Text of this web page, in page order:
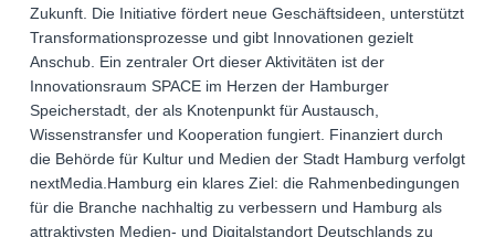
Zukunft. Die Initiative fördert neue Geschäftsideen, unterstützt
Transformationsprozesse und gibt Innovationen gezielt
Anschub. Ein zentraler Ort dieser Aktivitäten ist der
Innovationsraum SPACE im Herzen der Hamburger
Speicherstadt, der als Knotenpunkt für Austausch,
Wissenstransfer und Kooperation fungiert. Finanziert durch
die Behörde für Kultur und Medien der Stadt Hamburg verfolgt
nextMedia.Hamburg ein klares Ziel: die Rahmenbedingungen
für die Branche nachhaltig zu verbessern und Hamburg als
attraktivsten Medien- und Digitalstandort Deutschlands zu